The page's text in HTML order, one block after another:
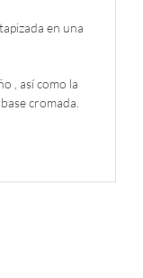
en una
, así como la
cromada.